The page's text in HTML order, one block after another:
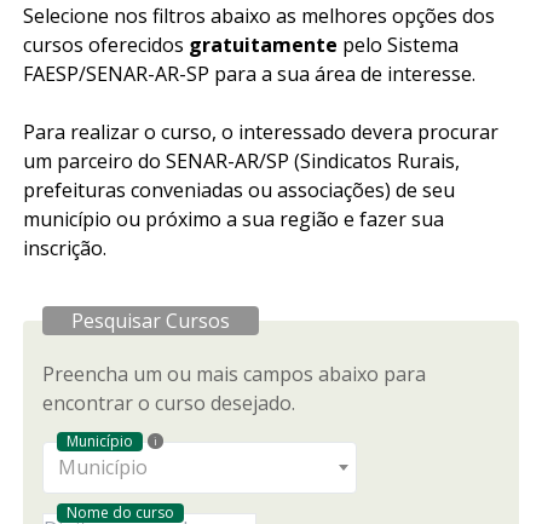
Selecione nos filtros abaixo as melhores opções dos
cursos oferecidos gratuitamente pelo Sistema
FAESP/SENAR-AR-SP para a sua área de interesse.
Para realizar o curso, o interessado devera procurar
um parceiro do SENAR-AR/SP (Sindicatos Rurais,
prefeituras conveniadas ou associações) de seu
município ou próximo a sua região e fazer sua
inscrição.
Pesquisar Cursos
Preencha um ou mais campos abaixo para
encontrar o curso desejado.
Município i
Município
Nome do curso